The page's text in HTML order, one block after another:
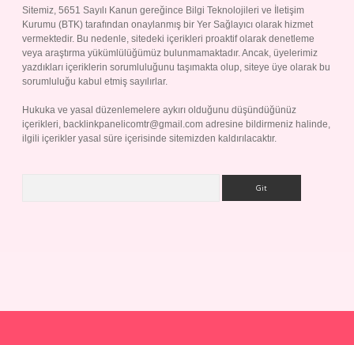
Sitemiz, 5651 Sayılı Kanun gereğince Bilgi Teknolojileri ve İletişim
Kurumu (BTK) tarafından onaylanmış bir Yer Sağlayıcı olarak hizmet
vermektedir. Bu nedenle, sitedeki içerikleri proaktif olarak denetleme
veya araştırma yükümlülüğümüz bulunmamaktadır. Ancak, üyelerimiz
yazdıkları içeriklerin sorumluluğunu taşımakta olup, siteye üye olarak bu
sorumluluğu kabul etmiş sayılırlar.
Hukuka ve yasal düzenlemelere aykırı olduğunu düşündüğünüz
içerikleri, backlinkpanelicomtr@gmail.com adresine bildirmeniz halinde,
ilgili içerikler yasal süre içerisinde sitemizden kaldırılacaktır.